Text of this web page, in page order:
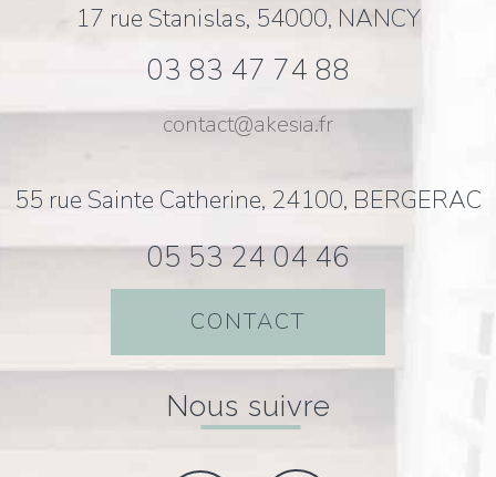
17 rue Stanislas, 54000, NANCY
03 83 47 74 88
contact@akesia.fr
55 rue Sainte Catherine, 24100, BERGERAC
05 53 24 04 46
CONTACT
nous suivre